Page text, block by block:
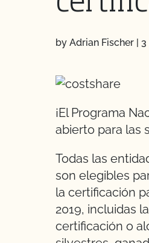
by Adrian Fischer |
¡El Programa
abierto para las
Todas las
son elegibles
la certificación
2019, incluidas
certificación o